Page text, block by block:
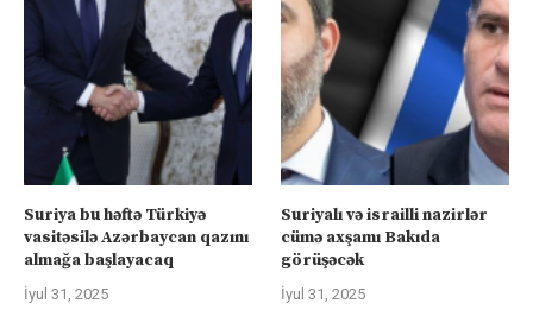
Suriya bu həftə Türkiyə
vasitəsilə Azərbaycan qazını
almağa başlayacaq
İyul 31, 2025
Suriyalı və israilli nazirlər
cümə axşamı Bakıda
görüşəcək
İyul 31, 2025